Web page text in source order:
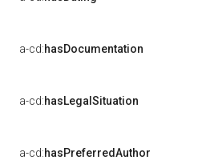
a-cd:hasDocumentation
a-cd:hasLegalSituation
a-cd:hasPreferredAuthor